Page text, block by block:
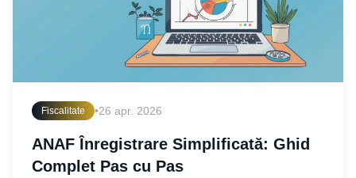
Fiscalitate •26 apr. 2026
ANAF Înregistrare Simplificată: Ghid
Complet Pas cu Pas